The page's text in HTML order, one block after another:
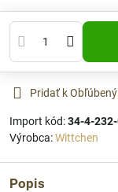
Pridať k
Import kód:34-4-
Výrobca:Wittchen
Popis